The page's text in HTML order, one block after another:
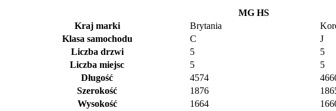
MG HS
Kraj marki
Brytania
Klasa samochodu
C
J
Liczba drzwi
5
5
Liczba miejsc
5
5
Długość
4574
Szerokość
1876
Wysokość
1664